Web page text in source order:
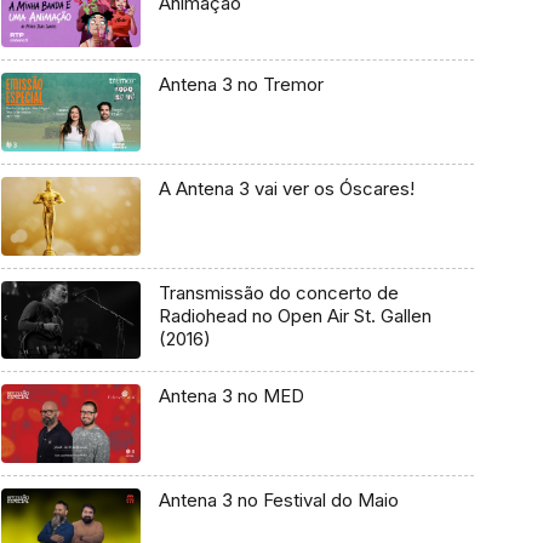
Antena 3 no Tremor
A Antena 3 vai ver os Óscares!
Transmissão do concerto de
Radiohead no Open Air St. Gallen
(2016)
Antena 3 no MED
Antena 3 no Festival do Maio